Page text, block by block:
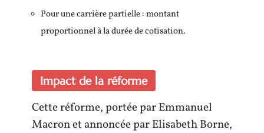
Pour une carrière partielle : montant
proportionnel à la durée de cotisation.
Impact de la réforme
Cette réforme, portée par Emmanuel
Macron et annoncée par Elisabeth Borne,